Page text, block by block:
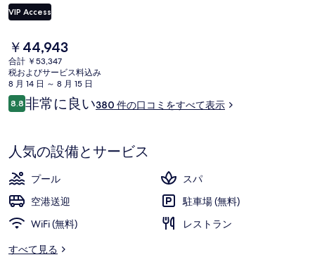
の
真
ギ
ャ
リ
ー
トには屋外プール、ルーフトップテラス、およびビーチバーが備わ
っています。旅行者は親切なスタッフを高く評価しています。
VIP Access
現
在
の
料
金
は
す
￥44,943
合計 ￥53,347
税およびサービス料込み
8 月 14 日 ～ 8 月 15 日
口
コ
8.810段階中8.8
非常に良い380 件の口コミをすべて表示
人気の設備とサービス
プール
スパ
空港送迎
駐車場 (無料)
WiFi (無料)
レストラン
すべて見る